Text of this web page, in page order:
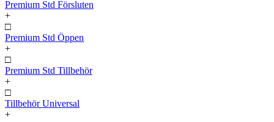
Premium Std Försluten
+
□
Premium Std Öppen
+
□
Premium Std Tillbehör
+
□
Tillbehör Universal
+